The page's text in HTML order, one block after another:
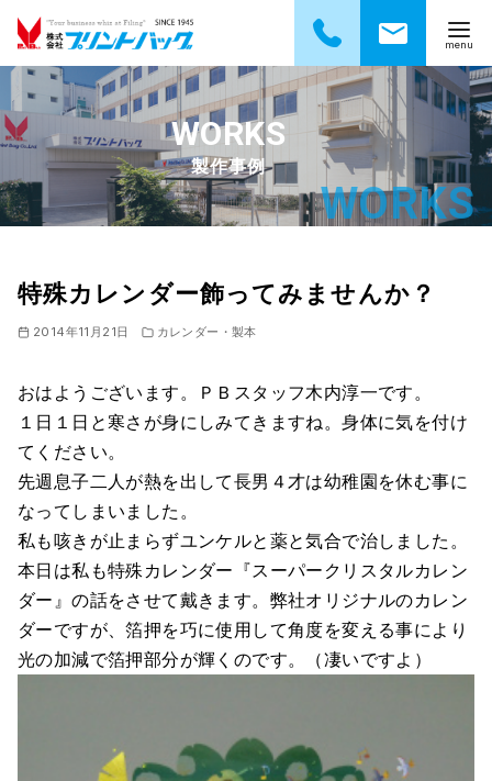
ン
テ
ツ
へ
製作事例
特殊カレンダー飾ってみませんか？
2014年11月21日 カレンダー・製本
おはようございます。ＰＢスタッフ木内淳一です。
１日１日と寒さが身にしみてきますね。身体に気を付け
てください。
先週息子二人が熱を出して長男４才は幼稚園を休む事に
なってしまいました。
私も咳きが止まらずユンケルと薬と気合で治しました。
本日は私も特殊カレンダー『スーパークリスタルカレン
ダー』の話をさせて戴きます。弊社オリジナルのカレン
ダーですが、箔押を巧に使用して角度を変える事により
光の加減で箔押部分が輝くのです。（凄いですよ）